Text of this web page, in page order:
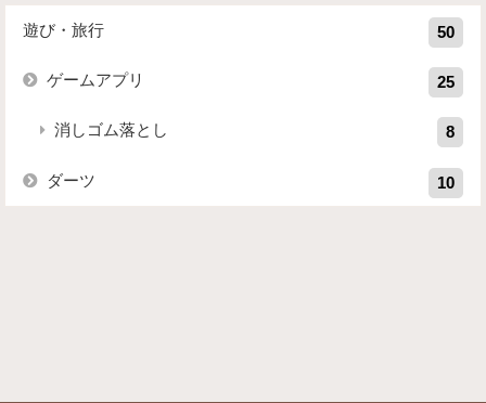
遊び・旅行 50
ゲームアプリ 25
消しゴム落とし 8
ダーツ 10